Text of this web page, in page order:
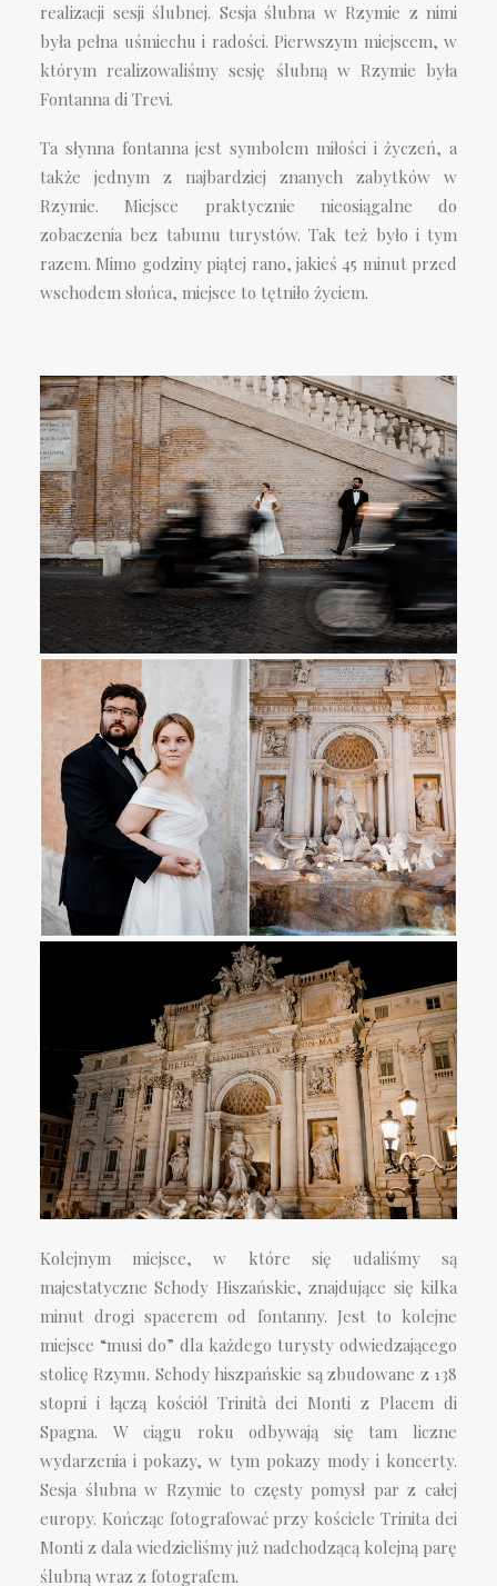
realizacji sesji ślubnej. Sesja ślubna w Rzymie z nimi
była pełna uśmiechu i radości. Pierwszym miejscem, w
którym realizowaliśmy sesję ślubną w Rzymie była
Fontanna di Trevi.
Ta słynna fontanna jest symbolem miłości i życzeń, a
także jednym z najbardziej znanych zabytków w
Rzymie. Miejsce praktycznie nieosiągalne do
zobaczenia bez tabunu turystów. Tak też było i tym
razem. Mimo godziny piątej rano, jakieś 45 minut przed
wschodem słońca, miejsce to tętniło życiem.
Kolejnym miejsce, w które się udaliśmy są
majestatyczne Schody Hiszańskie, znajdujące się kilka
minut drogi spacerem od fontanny. Jest to kolejne
miejsce “musi do” dla każdego turysty odwiedzającego
stolicę Rzymu. Schody hiszpańskie są zbudowane z 138
stopni i łączą kościół Trinità dei Monti z Placem di
Spagna. W ciągu roku odbywają się tam liczne
wydarzenia i pokazy, w tym pokazy mody i koncerty.
Sesja ślubna w Rzymie to częsty pomysł par z całej
europy. Kończąc fotografować przy kościele Trinita dei
Monti z dala wiedzieliśmy już nadchodzącą kolejną parę
ślubną wraz z fotografem.